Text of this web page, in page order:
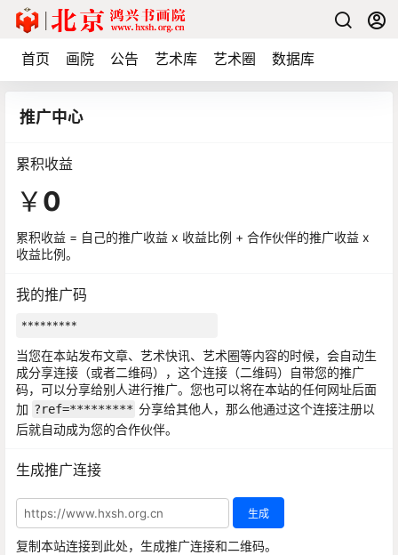
首页 画院 公告 艺术库 艺术圈 数据库
推广中心
累积收益
￥0
累积收益 = 自己的推广收益 x 收益比例 + 合作伙伴的推广收益 x
收益比例。
我的推广码
当您在本站发布文章、艺术快讯、艺术圈等内容的时候，会自动生
成分享连接（或者二维码），这个连接（二维码）自带您的推广
码，可以分享给别人进行推广。您也可以将在本站的任何网址后面
加 ?ref=********* 分享给其他人，那么他通过这个连接注册以
后就自动成为您的合作伙伴。
生成推广连接
生成
复制本站连接到此处，生成推广连接和二维码。